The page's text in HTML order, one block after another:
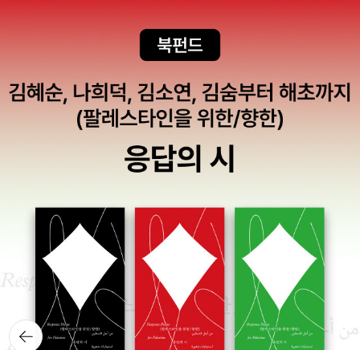
시점이라 더 자세히 살펴보게 되더군요.역시나 흑백 판화스타일의 그
림체와 어머니의 구수한 입담이 어려운 시기에도 정겹고, 따뜻해서
대사들이 가깝고도 멀게만 느껴졌는데, ‘내 어머니의 이야기’를 통해
다시 만나니 100년도 안된 우리의 역사이며, 잊지말고 기억해야하는
역사라는것을 다시 한번 깨닫게 되었습니다. 앞으로 남은 두권의 책
들도 기대가 되네요. 단편 소설은 작가의 번뜩이는 아이디어와 매력
작가의 여러 단편만화를 읽는것도 좋지만, 여러작가의 단편만화를 만
나는건 종합선물세트 같아요.게다가 제가 좋아하는 장르만화라 재미
있게 읽었습니다. 이 기회에 이런 스타일의 만화책들이 꾸준히 출간
되면 좋겠다는 생각이 들었어요.각편의 이야기가 좋았지만, 아무래도
한 여름의 꿈같은 아련한 환상특급 스타일을 좋아하는 저로써는 ‘함
안군 가야이 땅문서 실종사건’이 가장 마음에 들었어요. 이 아이디어
는 개별 에피소드로 이야기를 연결해가도 재미있을것 같습니다. 이토
뒤로가
기